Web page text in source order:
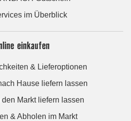
im Überblick
einkaufen
& Lieferoptionen
Hause liefern lassen
den Markt liefern lassen
& Abholen im Markt